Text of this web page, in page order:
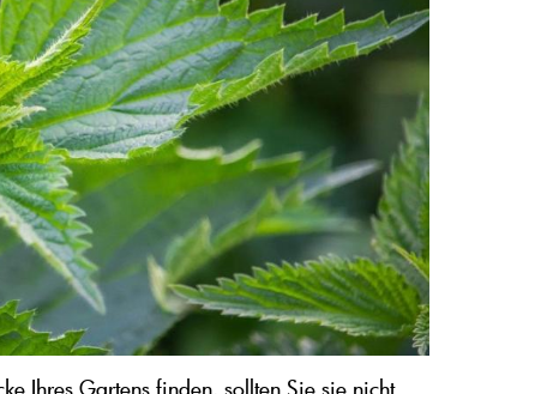
Ihres Gartens finden, sollten Sie sie nicht